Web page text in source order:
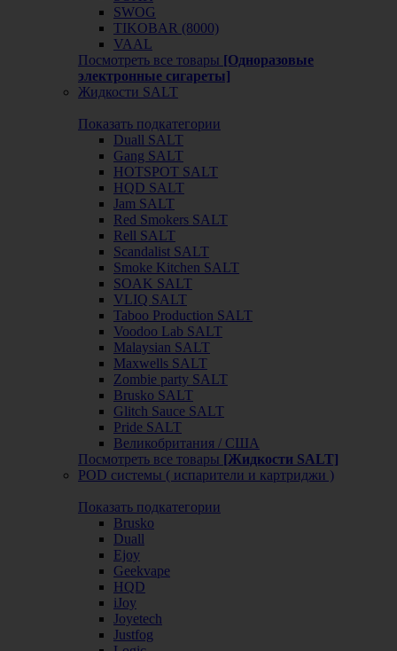
SWOG
TIKOBAR (8000)
VAAL
Посмотреть все товары [Одноразовые
электронные сигареты]
Жидкости SALT
Показать подкатегории
Duall SALT
Gang SALT
HOTSPOT SALT
HQD SALT
Jam SALT
Red Smokers SALT
Rell SALT
Scandalist SALT
Smoke Kitchen SALT
SOAK SALT
VLIQ SALT
Taboo Production SALT
Voodoo Lab SALT
Malaysian SALT
Maxwells SALT
Zombie party SALT
Brusko SALT
Glitch Sauce SALT
Pride SALT
Великобритания / США
Посмотреть все товары [Жидкости SALT]
POD системы ( испарители и картриджи )
Показать подкатегории
Brusko
Duall
Ejoy
Geekvape
HQD
iJoy
Joyetech
Justfog